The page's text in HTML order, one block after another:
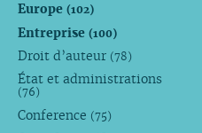
Europe (102)
Entreprise (100)
Droit d’auteur (78)
État et administrations
(76)
Conference (75)